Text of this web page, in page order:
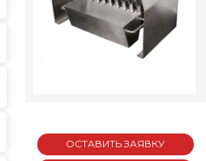
ОСТАВИТЬ ЗАЯВКУ